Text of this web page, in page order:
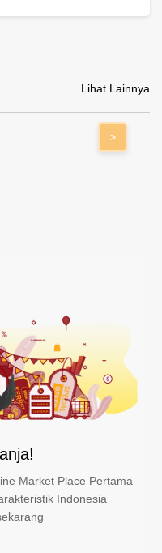
Lihat Lainnya
>
Market Place Pertama
Indonesia